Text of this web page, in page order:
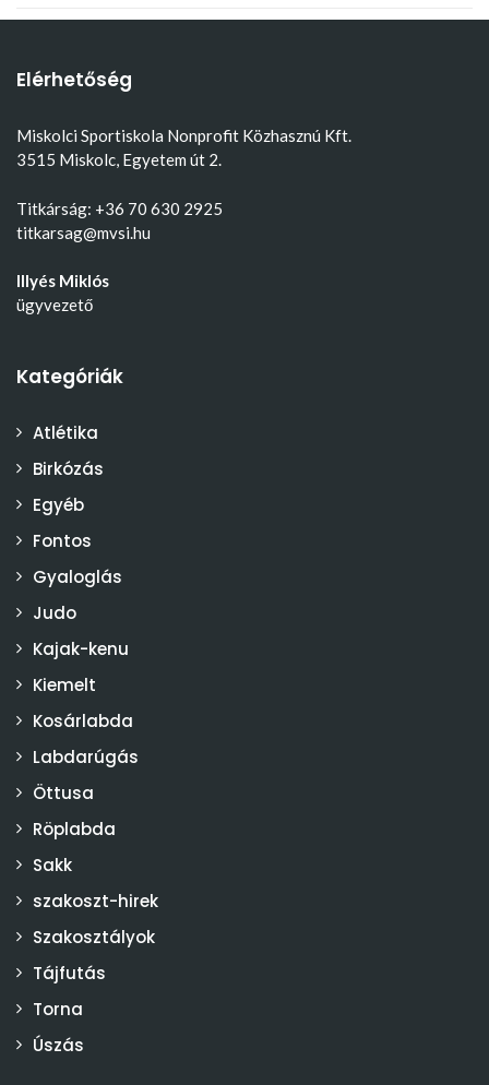
Elérhetőség
Miskolci Sportiskola Nonprofit Közhasznú Kft.
3515 Miskolc, Egyetem út 2.
Titkárság: +36 70 630 2925
titkarsag@mvsi.hu
Illyés Miklós
ügyvezető
Kategóriák
Atlétika
Birkózás
Egyéb
Fontos
Gyaloglás
Judo
Kajak-kenu
Kiemelt
Kosárlabda
Labdarúgás
Öttusa
Röplabda
Sakk
szakoszt-hirek
Szakosztályok
Tájfutás
Torna
Úszás